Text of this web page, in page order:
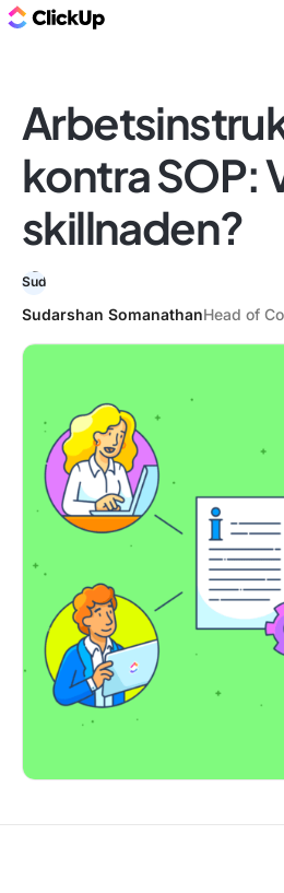
kontra SOP:
skillnaden?
Sudarshan SomanathanHead of